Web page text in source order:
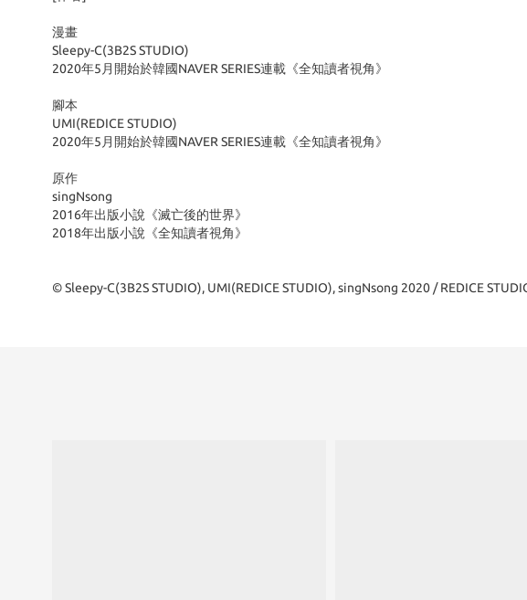
漫畫
Sleepy-C(3B2S STUDIO)
2020年5月開始於韓國NAVER SERIES連載《全知讀者視角》
腳本
UMI(REDICE STUDIO)
2020年5月開始於韓國NAVER SERIES連載《全知讀者視角》
原作
singNsong
2016年出版小說《滅亡後的世界》
2018年出版小說《全知讀者視角》
© Sleepy-C(3B2S STUDIO), UMI(REDICE STUDIO), singNsong 2020 / REDICE